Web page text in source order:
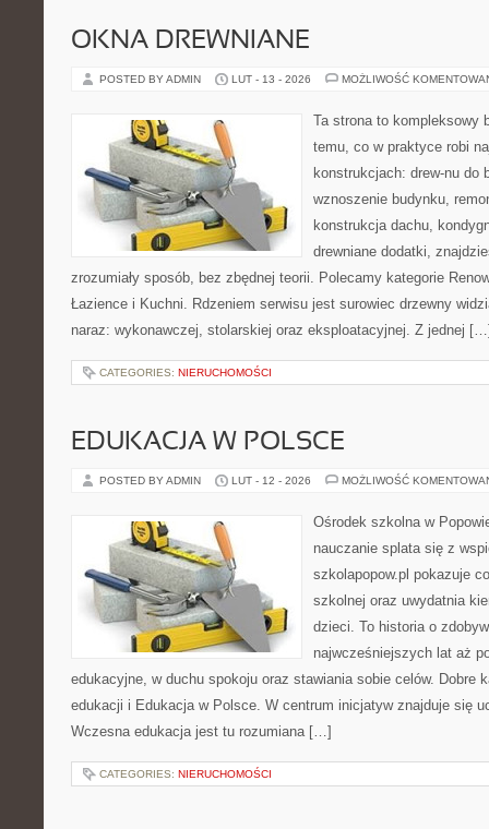
OKNA DREWNIANE
POSTED BY ADMIN LUT - 13 - 2026 MOŻLIWOŚĆ
Ta strona to kompleksowy
temu, co w praktyce robi
konstrukcjach: drew-nu do
wznoszenie budynku,
konstrukcja dachu,
drewniane dodatki,
zrozumiały sposób, bez zbędnej teorii. Polecamy kategorie
Łazience i Kuchni. Rdzeniem serwisu jest surowiec drzewny
naraz: wykonawczej, stolarskiej oraz eksploatacyjnej. Z jednej
CATEGORIES: NIERUCHOMOŚCI
EDUKACJA W POLSCE
POSTED BY ADMIN LUT - 12 - 2026 MOŻLIWOŚĆ
Ośrodek szkolna w
nauczanie splata się z
szkolapopow.pl pokazuje
szkolnej oraz uwydatnia
dzieci. To historia o
najwcześniejszych lat aż
edukacyjne, w duchu spokoju oraz stawiania sobie celów. Dobre
edukacji i Edukacja w Polsce. W centrum inicjatyw znajduje się
Wczesna edukacja jest tu rozumiana […]
CATEGORIES: NIERUCHOMOŚCI